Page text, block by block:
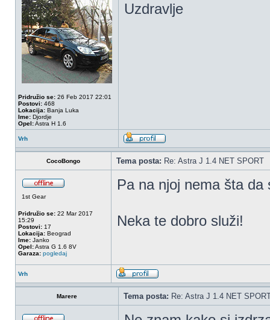
Pridružio se: 26 Feb 2017 22:01
Postovi: 468
Lokacija: Banja Luka
Ime: Djordje
Opel:Astra H 1.6
Uzdravlje
Vrh
CocoBongo Tema posta: Re: Astra J 1.4 NET SPORT
1st Gear
Pridružio se: 22 Mar 2017
15:29
Postovi: 17
Lokacija: Beograd
Ime: Janko
Opel:Astra G 1.6 8V
Garaza: pogledaj
Pa na njoj nema šta
Neka te dobro služi!
Vrh
Marere Tema posta: Re: Astra J 1.4 NET